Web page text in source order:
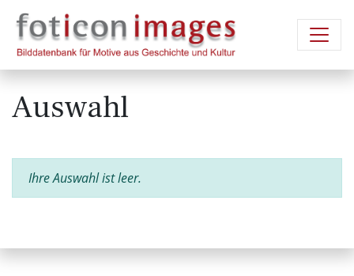
Auswahl
Ihre Auswahl ist leer.